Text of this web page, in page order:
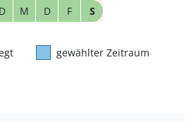
D M D F S
gewählter Zeitraum